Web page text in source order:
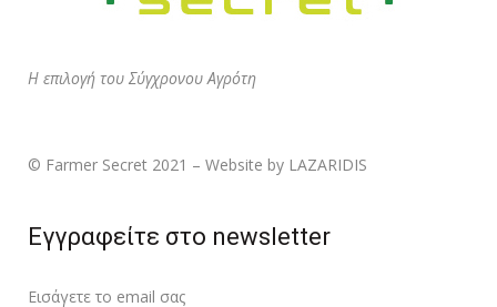
Η επιλογή του Σύγχρονου Αγρότη
© Farmer Secret 2021 – Website by LAZARIDIS
Εγγραφείτε στο newsletter
Εισάγετε τo email σας